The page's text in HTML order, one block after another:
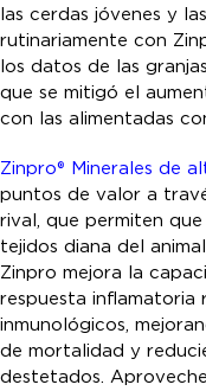
las cerdas jóvenes y
rutinariamente con
los datos de las
que se mitigó el
con las alimentadas
Zinpro® Minerales de
puntos de valor a
rival, que permiten
tejidos diana del
Zinpro mejora la
respuesta inflamatoria
inmunológicos,
de mortalidad y
destetados.